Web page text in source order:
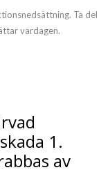
Ta del
vardagen.
1.
av